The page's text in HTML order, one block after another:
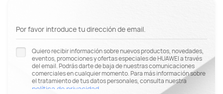
Por favor introduce tu dirección de email.
Quiero recibir información sobre nuevos productos, novedades,
eventos, promociones y ofertas especiales de HUAWEI a través
del email. Podrás darte de baja de nuestras comunicaciones
comerciales en cualquier momento. Para más información sobre
el tratamiento de tus datos personales, consulta nuestra
política de privacidad